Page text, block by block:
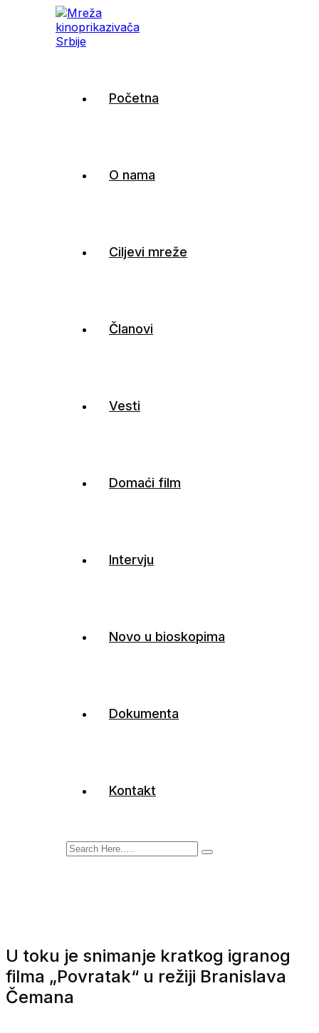
SrbijePočetna
O nama
Ciljevi mreže
Članovi
Vesti
Domaći film
Intervju
Novo u bioskopima
Dokumenta
Kontakt
U toku je snimanje kratkog igranog
filma „Povratak“ u režiji Branislava
Čemana